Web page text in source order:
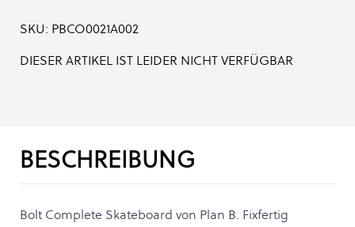
SKU: PBCO0021A002
DIESER ARTIKEL IST LEIDER NICHT VERFÜGBAR
BESCHREIBUNG
Bolt Complete Skateboard von Plan B. Fixfertig